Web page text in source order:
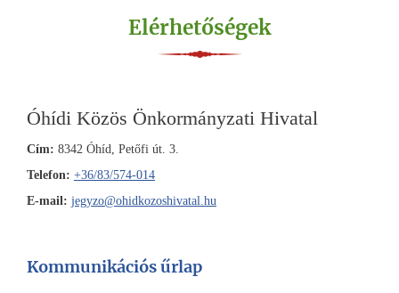
Elérhetőségek
Óhídi Közös Önkormányzati Hivatal
Cím: 8342 Óhíd, Petőfi út. 3.
Telefon: +36/83/574-014
E-mail: jegyzo@ohidkozoshivatal.hu
Kommunikációs űrlap